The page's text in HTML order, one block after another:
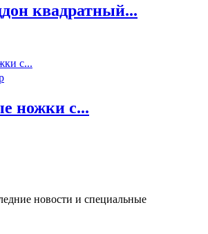
квадратный...
ножки с...
новости и специальные